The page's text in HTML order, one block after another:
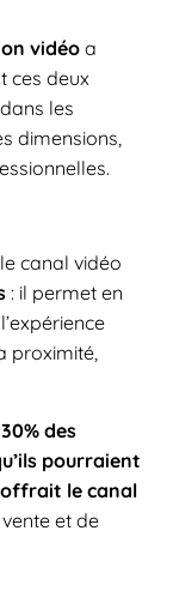
vidéo a
ces deux
les
dimensions,
canal vidéo
: il permet en
proximité,
30% des
pourraient
le canal
et de